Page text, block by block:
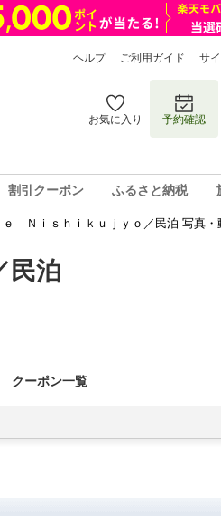
ヘルプ ご利用ガイド サ
お気に入り 予約確認
割引クーポン ふるさと納税
ｅ Ｎｉｓｈｉｋｕｊｙｏ／民泊 写真・
民泊
クーポン一覧